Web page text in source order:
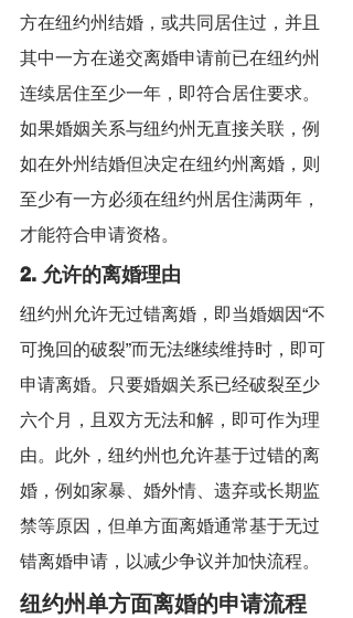
方在纽约州结婚，或共同居住过，并且
其中一方在递交离婚申请前已在纽约州
连续居住至少一年，即符合居住要求。
如果婚姻关系与纽约州无直接关联，例
如在外州结婚但决定在纽约州离婚，则
至少有一方必须在纽约州居住满两年，
才能符合申请资格。
2. 允许的离婚理由
纽约州允许无过错离婚，即当婚姻因“不
可挽回的破裂”而无法继续维持时，即可
申请离婚。只要婚姻关系已经破裂至少
六个月，且双方无法和解，即可作为理
由。此外，纽约州也允许基于过错的离
婚，例如家暴、婚外情、遗弃或长期监
禁等原因，但单方面离婚通常基于无过
错离婚申请，以减少争议并加快流程。
纽约州单方面离婚的申请流程